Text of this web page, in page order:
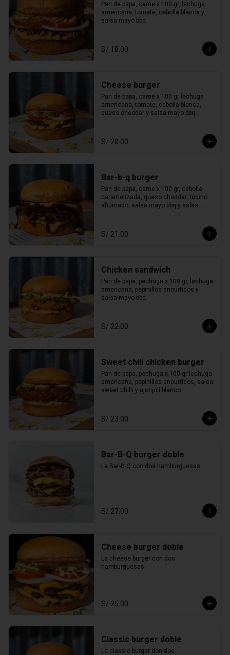
Pan de papa, carne x 100 gr, lechuga
americana, tomate, cebolla blanca y
salsa mayo bbq.
S/ 18.00
Cheese burger
Pan de papa, carne x 100 gr lechuga
americana, tomate, cebolla blanca,
queso cheddar y salsa mayo bbq.
S/ 20.00
Bar-b-q burger
Pan de papa, carne x 100 gr, cebolla
caramelizada, queso cheddar, tocino
ahumado, salsa mayo bbq y salsa
S/ 21.00
Chicken sandwich
Pan de papa, pechuga x 100 gr, lechuga
americana, pepinillos encurtidos y
salsa mayo bbq.
S/ 22.00
Sweet chili chicken burger
Pan de papa, pechuga x 100 gr lechuga
americana, pepinillos encurtidos, salsa
sweet chilli y ajonjolí blanco.
S/ 23.00
Bar-B-Q burger doble
La Bar-B-Q con dos hamburguesas
S/ 27.00
Cheese burger doble
La cheese burger con dos
hamburguesas
S/ 25.00
Classic burger doble
La classic burger don dos